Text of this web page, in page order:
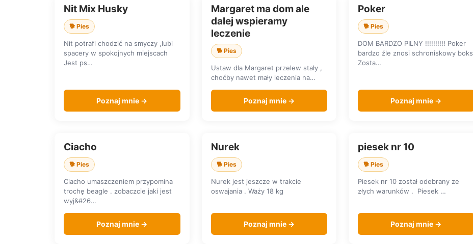
SZUKA DOMU
Nit Mix Husky
🐕 Pies
Nit potrafi chodzić na smyczy ,lubi
spacery w spokojnych miejscach
Jest ps…
Poznaj mnie →
SZUKA DOMU
Margaret ma dom ale
dalej wspieramy
leczenie
🐕 Pies
Ustaw dla Margaret przelew stały ,
choćby nawet mały leczenia na…
Poznaj mnie →
SZUKA DOMU
Poker
🐕 Pies
DOM BARDZO PILNY !!!!!!!!!! Poker
bardzo źle znosi schroniskowy boks
Zosta…
Poznaj mnie →
SZUKA DOMU
Ciacho
🐕 Pies
Ciacho umaszczeniem przypomina
trochę beagle . zobaczcie jaki jest
wyj&#26…
Poznaj mnie →
SZUKA DOMU
Nurek
🐕 Pies
Nurek jest jeszcze w trakcie
oswajania . Waży 18 kg
Poznaj mnie →
SZUKA DOMU
piesek nr 10
🐕 Pies
Piesek nr 10 został odebrany ze
złych warunków . Piesek …
Poznaj mnie →